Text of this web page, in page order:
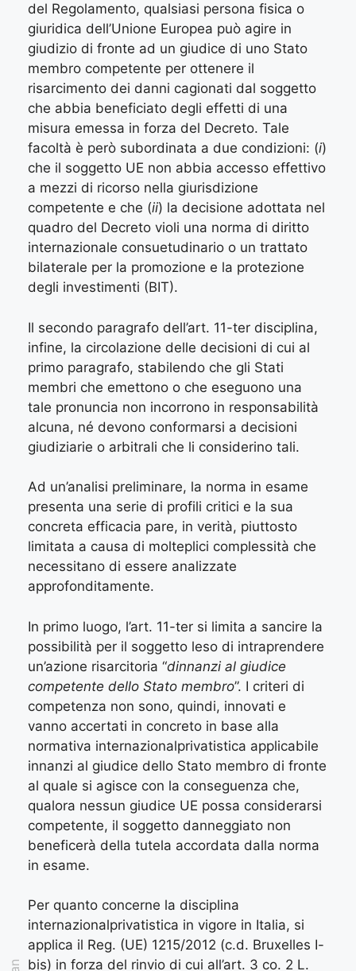
del Regolamento, qualsiasi persona fisica o
giuridica dell’Unione Europea può agire in
giudizio di fronte ad un giudice di uno Stato
membro competente per ottenere il
risarcimento dei danni cagionati dal soggetto
che abbia beneficiato degli effetti di una
misura emessa in forza del Decreto. Tale
facoltà è però subordinata a due condizioni: (i)
che il soggetto UE non abbia accesso effettivo
a mezzi di ricorso nella giurisdizione
competente e che (ii) la decisione adottata nel
quadro del Decreto violi una norma di diritto
internazionale consuetudinario o un trattato
bilaterale per la promozione e la protezione
degli investimenti (BIT).
Il secondo paragrafo dell’art. 11-ter disciplina,
infine, la circolazione delle decisioni di cui al
primo paragrafo, stabilendo che gli Stati
membri che emettono o che eseguono una
tale pronuncia non incorrono in responsabilità
alcuna, né devono conformarsi a decisioni
giudiziarie o arbitrali che li considerino tali.
Ad un’analisi preliminare, la norma in esame
presenta una serie di profili critici e la sua
concreta efficacia pare, in verità, piuttosto
limitata a causa di molteplici complessità che
necessitano di essere analizzate
approfonditamente.
In primo luogo, l’art. 11-ter si limita a sancire la
possibilità per il soggetto leso di intraprendere
un’azione risarcitoria “dinnanzi al giudice
competente dello Stato membro”. I criteri di
competenza non sono, quindi, innovati e
vanno accertati in concreto in base alla
normativa internazionalprivatistica applicabile
innanzi al giudice dello Stato membro di fronte
al quale si agisce con la conseguenza che,
qualora nessun giudice UE possa considerarsi
competente, il soggetto danneggiato non
beneficerà della tutela accordata dalla norma
in esame.
Per quanto concerne la disciplina
internazionalprivatistica in vigore in Italia, si
applica il Reg. (UE) 1215/2012 (c.d. Bruxelles I-
bis) in forza del rinvio di cui all’art. 3 co. 2 L.